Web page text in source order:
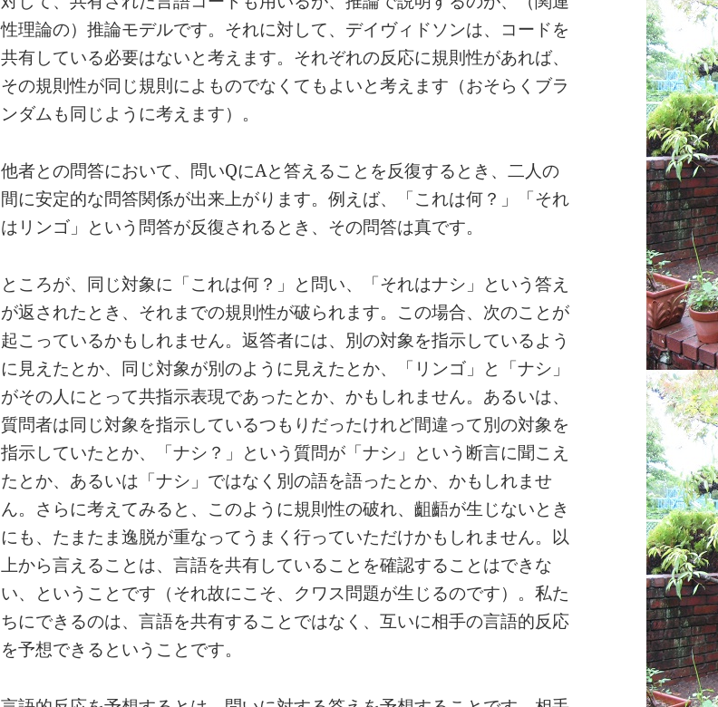
性理論の）推論モデルです。それに対して、デイヴィドソンは、コードを
共有している必要はないと考えます。それぞれの反応に規則性があれば、
その規則性が同じ規則によものでなくてもよいと考えます（おそらくブラ
ンダムも同じように考えます）。
他者との問答において、問いQにAと答えることを反復するとき、二人の
間に安定的な問答関係が出来上がります。例えば、「これは何？」「それ
はリンゴ」という問答が反復されるとき、その問答は真です。
ところが、同じ対象に「これは何？」と問い、「それはナシ」という答え
が返されたとき、それまでの規則性が破られます。この場合、次のことが
起こっているかもしれません。返答者には、別の対象を指示しているよう
に見えたとか、同じ対象が別のように見えたとか、「リンゴ」と「ナシ」
がその人にとって共指示表現であったとか、かもしれません。あるいは、
質問者は同じ対象を指示しているつもりだったけれど間違って別の対象を
指示していたとか、「ナシ？」という質問が「ナシ」という断言に聞こえ
たとか、あるいは「ナシ」ではなく別の語を語ったとか、かもしれませ
ん。さらに考えてみると、このように規則性の破れ、齟齬が生じないとき
にも、たまたま逸脱が重なってうまく行っていただけかもしれません。以
上から言えることは、言語を共有していることを確認することはできな
い、ということです（それ故にこそ、クワス問題が生じるのです）。私た
ちにできるのは、言語を共有することではなく、互いに相手の言語的反応
を予想できるということです。